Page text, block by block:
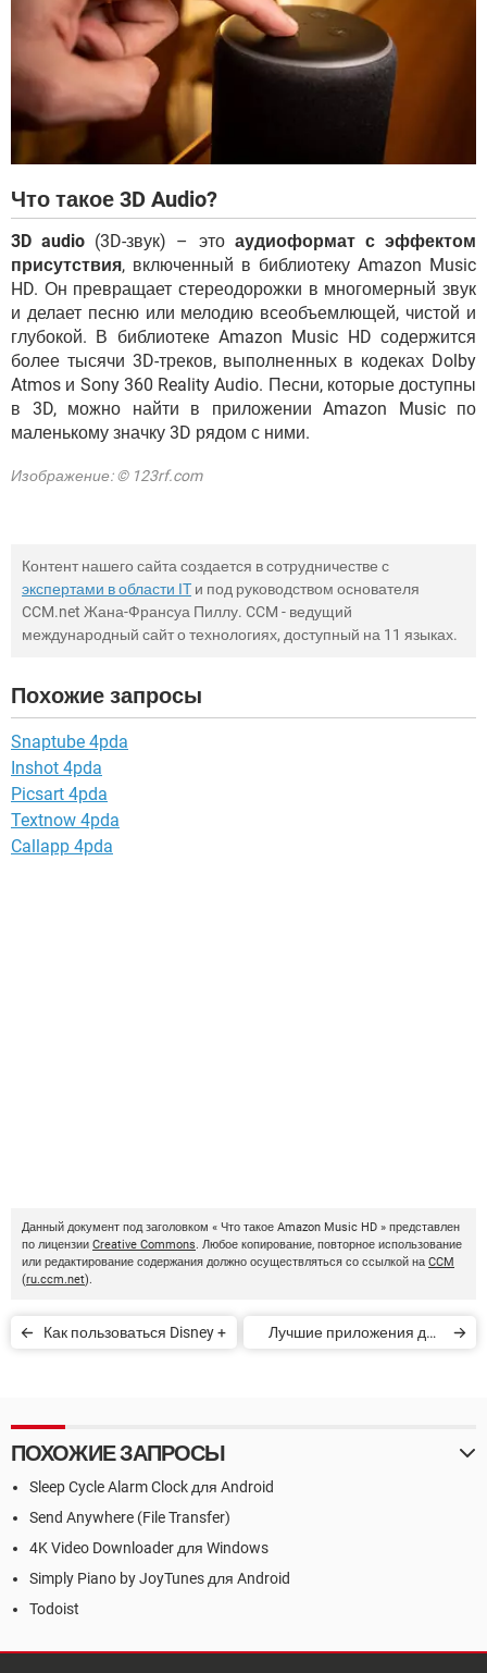
Что такое 3D Audio?
3D audio (3D-звук) – это аудиоформат с эффектом
присутствия, включенный в библиотеку Amazon Music
HD. Он превращает стереодорожки в многомерный звук
и делает песню или мелодию всеобъемлющей, чистой и
глубокой. В библиотеке Amazon Music HD содержится
более тысячи 3D-треков, выполненных в кодеках Dolby
Atmos и Sony 360 Reality Audio. Песни, которые доступны
в 3D, можно найти в приложении Amazon Music по
маленькому значку 3D рядом с ними.
Изображение: © 123rf.com
Контент нашего сайта создается в сотрудничестве с
экспертами в области IT и под руководством основателя
CCM.net Жана-Франсуа Пиллу. CCM - ведущий
международный сайт о технологиях, доступный на 11 языках.
Похожие запросы
Snaptube 4pda
Inshot 4pda
Picsart 4pda
Textnow 4pda
Callapp 4pda
Данный документ под заголовком « Что такое Amazon Music HD » представлен
по лицензии Creative Commons. Любое копирование, повторное использование
или редактирование содержания должно осуществляться со ссылкой на CCM
(ru.ccm.net).
Как пользоваться Disney +
Лучшие приложения для
ПОХОЖИЕ ЗАПРОСЫ
Sleep Cycle Alarm Clock для Android
Send Anywhere (File Transfer)
4K Video Downloader для Windows
Simply Piano by JoyTunes для Android
Todoist